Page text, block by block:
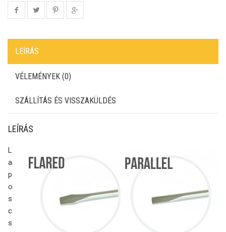
LEÍRÁS
VÉLEMÉNYEK (0)
SZÁLLÍTÁS ÉS VISSZAKÜLDÉS
LEÍRÁS
L
a
p
o
s
c
s